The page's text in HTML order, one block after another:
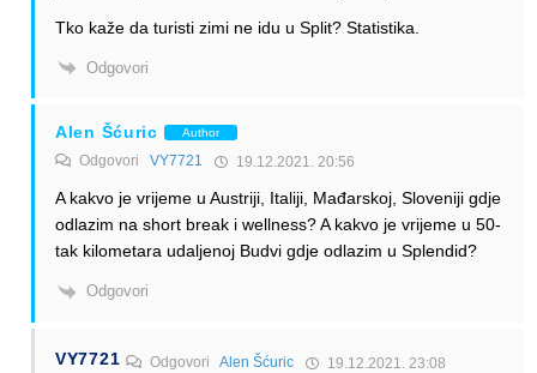
Tko kaže da turisti zimi ne idu u Split? Statistika.
Odgovori
Alen Šćuric Author
Odgovori VY7721 19.12.2021. 20:56
A kakvo je vrijeme u Austriji, Italiji, Mađarskoj, Sloveniji gdje
odlazim na short break i wellness? A kakvo je vrijeme u 50-
tak kilometara udaljenoj Budvi gdje odlazim u Splendid?
Odgovori
VY7721 OdgovoriAlen Šćuric 19.12.2021. 23:08